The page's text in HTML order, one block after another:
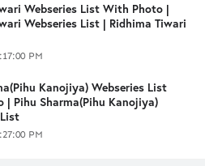
Webseries List With Photo |
Webseries List | Ridhima Tiwari
PM
Kanojiya) Webseries List
| Pihu Sharma(Pihu Kanojiya)
PM